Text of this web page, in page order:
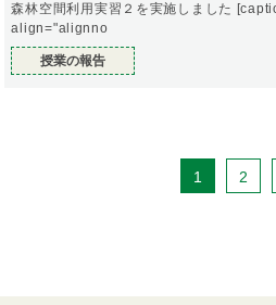
森林空間利用実習２を実施しました [caption id="attachment_110909"
align="alignno
授業の報告
1 2